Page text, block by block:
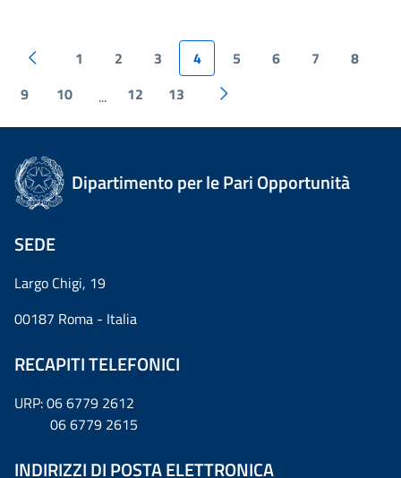
1 2 3 4 5 6 7
8
9
10 ... 12 13
Dipartimento per le Pari Opportunità
SEDE
Largo Chigi, 19
00187 Roma - Italia
RECAPITI TELEFONICI
URP: 06 6779 2612
06 6779 2615
INDIRIZZI DI POSTA ELETTRONICA